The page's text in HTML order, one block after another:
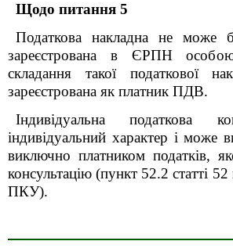
Щодо питання 5
Податкова накладна не може
зареєстрована в ЄРПН
складання такої податкової
зареєстрована як платник ПДВ.
Індивідуальна податкова
індивідуальний характер і може
виключно платником податків,
консультацію (пункт 52.2 статті 52
ПКУ).